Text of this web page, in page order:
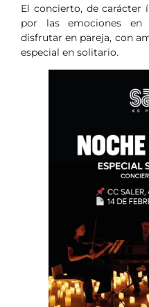
El concierto, de carácter
por las emociones en
disfrutar en pareja, con
especial en solitario.